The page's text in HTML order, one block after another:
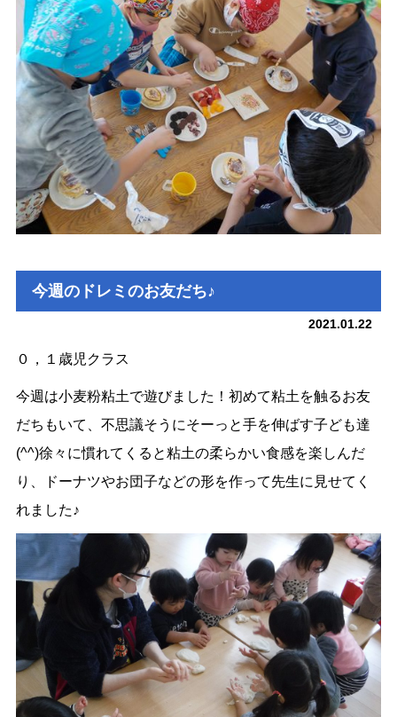
今週のドレミのお友だち♪
2021.01.22
０，１歳児クラス
今週は小麦粉粘土で遊びました！初めて粘土を触るお友
だちもいて、不思議そうにそーっと手を伸ばす子ども達
(^^)徐々に慣れてくると粘土の柔らかい食感を楽しんだ
り、ドーナツやお団子などの形を作って先生に見せてく
れました♪